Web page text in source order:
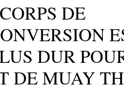
DE
DUR
DE MUAY